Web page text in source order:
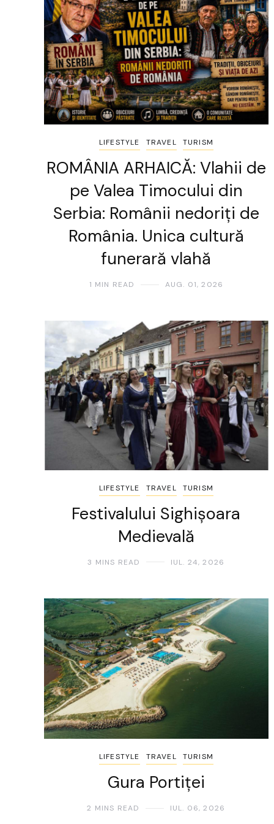
LIFESTYLE TRAVEL TURISM
ROMÂNIA ARHAICĂ: Vlahii de
pe Valea Timocului din
Serbia: Românii nedoriți de
România. Unica cultură
funerară vlahă
1 MIN READ AUG. 01, 2026
LIFESTYLE TRAVEL TURISM
Festivalului Sighișoara
Medievală
3 MINS READ IUL. 24, 2026
LIFESTYLE TRAVEL TURISM
Gura Portiței
2 MINS READ IUL. 06, 2026